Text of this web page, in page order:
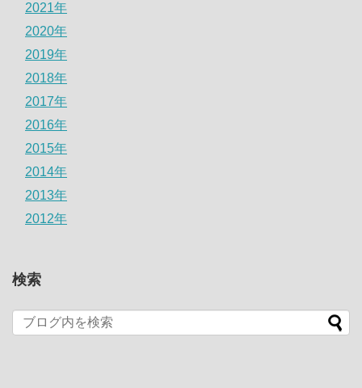
2021年
2020年
2019年
2018年
2017年
2016年
2015年
2014年
2013年
2012年
検索